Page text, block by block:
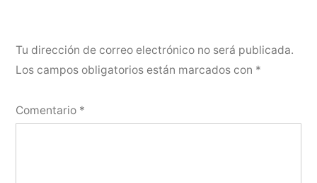
Tu dirección de correo electrónico no será publicada.
Los campos obligatorios están marcados con *
Comentario *